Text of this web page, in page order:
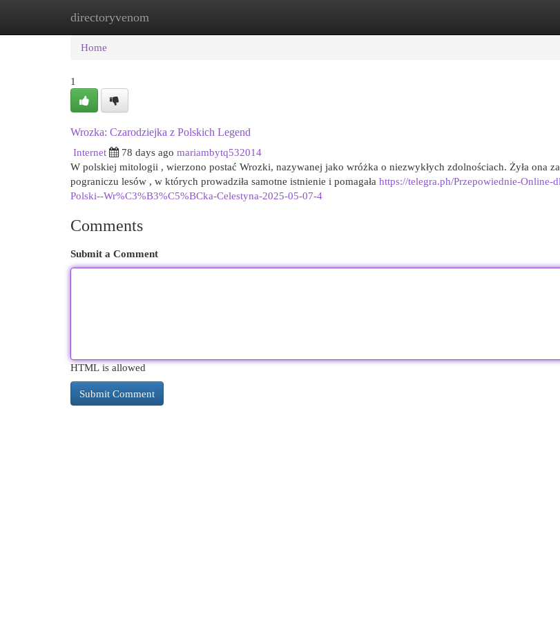
directoryvenom
Home New Site Listings
Home
1
Wrozka: Czarodziejka z Polskich Legend
Internet
78 days ago mariambytq532014
W polskiej mitologii , wierzono postać Wrozki, nazywanej jako wróżka o niezwykłych zdolnościach. Żyła ona
pograniczu lesów , w których prowadziła samotne istnienie i pomagała https://telegra.ph/Przepowiednie-Online-
Polski--Wr%C3%B3%C5%BCka-Celestyna-2025-05-07-4
Comments
Submit a Comment
HTML is allowed